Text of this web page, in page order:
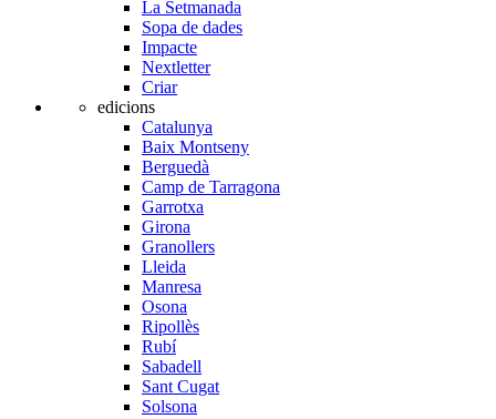
La Setmanada
Sopa de dades
Impacte
Nextletter
Criar
edicions
Catalunya
Baix Montseny
Berguedà
Camp de Tarragona
Garrotxa
Girona
Granollers
Lleida
Manresa
Osona
Ripollès
Rubí
Sabadell
Sant Cugat
Solsona